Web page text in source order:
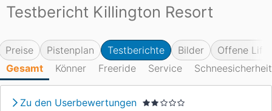
Testbericht Killington Resort
Preise Pistenplan Testberichte Bilder
Offene
Gesamt
Könner Freeride Service Schneesicherheit
Zu den Userbewertungen